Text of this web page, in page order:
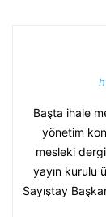
Başta ihale
yönetim
mesleki
yayın kurulu
Sayıştay